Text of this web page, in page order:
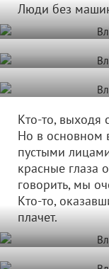
Люди без
Кто-то, выходя
Но в основном
пустыми
красные глаза
говорить, мы
Кто-то,
плачет.